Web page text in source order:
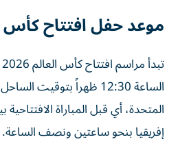
موعد حفل افتتاح كأس
الساعة 12:30 ظهراً بتوقيت
المتحدة، أي قبل المباراة
إفريقيا بنحو ساعتين ونصف الساعة.